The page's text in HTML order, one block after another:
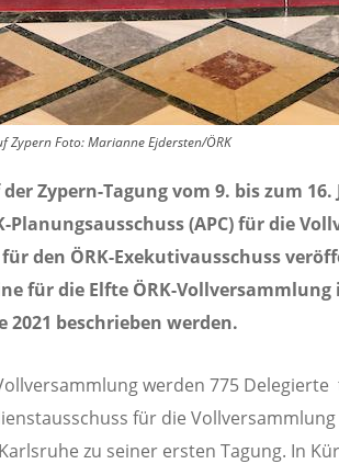
Zypern Foto: Marianne Ejdersten/ÖRK
Zypern-Tagung vom 9. bis zum
Planungsausschuss (APC) für die
den ÖRK-Exekutivausschuss
für die Elfte ÖRK-
2021 beschrieben werden.
werden 775
für die
zu seiner ersten Tagung. In